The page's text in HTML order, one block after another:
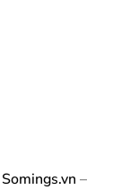
Somings.vn –